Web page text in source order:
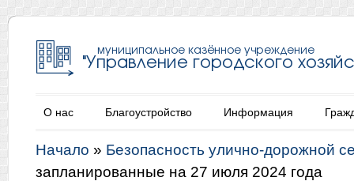
О нас Благоустройство Информация
Начало » Безопасность улично-дорожной
запланированные на 27 июля 2024 года